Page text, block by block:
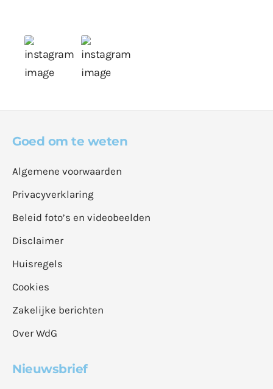
Goed om te weten
Algemene voorwaarden
Privacyverklaring
Beleid foto’s en videobeelden
Disclaimer
Huisregels
Cookies
Zakelijke berichten
Over WdG
Nieuwsbrief